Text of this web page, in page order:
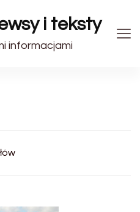
i teksty
informacjami